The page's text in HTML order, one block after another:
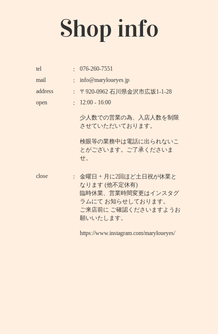
Shop info
tel
076-260-7551
mail
info@maryloueyes.jp
address
〒920-0962 石川県金沢市広坂1-1-28
open
12:00 - 16:00
少人数での営業の為、入店人数を制限
させていただいております。
検眼等の業務中は電話に出られないこ
とがございます。ご了承くださいま
せ。
close
金曜日 + 月に2回ほど土日祝が休業と
なります (他不定休有)
臨時休業、営業時間変更はインスタグ
ラムにて お知らせしております。
ご来店前に ご確認くださいますようお
願いいたします。
https://www.instagram.com/maryloueyes/